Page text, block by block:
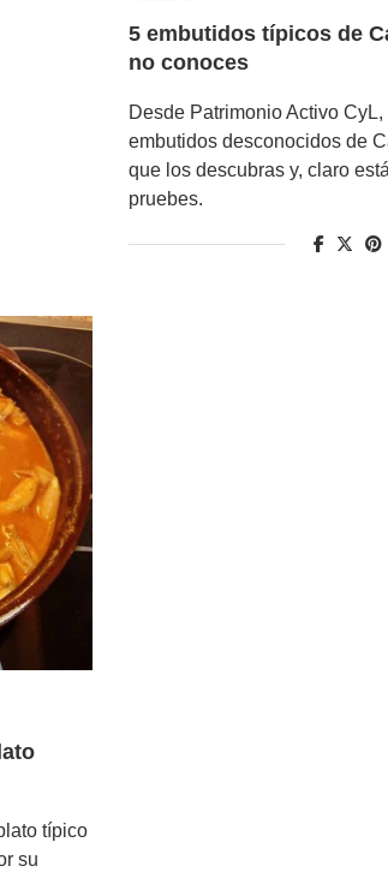
5 embutidos típicos de
no conoces
Desde Patrimonio Activo
embutidos desconocidos de
que los descubras y, claro
pruebes.
típico
su